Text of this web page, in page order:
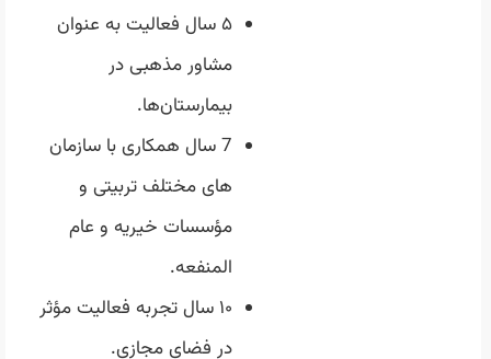
۵ سال فعالیت به عنوان
مشاور مذهبی در
بیمارستان‌ها.
7 سال همکاری با سازمان
های مختلف تربیتی و
مؤسسات خیریه و عام
المنفعه.
۱۰ سال تجربه فعالیت مؤثر
در فضای مجازی.